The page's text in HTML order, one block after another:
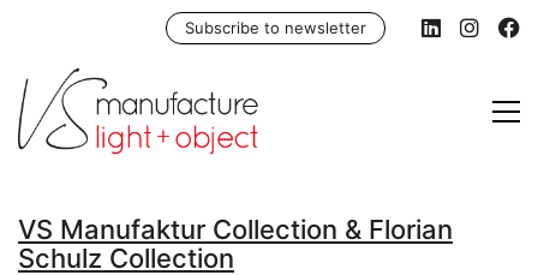
Subscribe to newsletter
VS Manufaktur Collection & Florian
Schulz Collection